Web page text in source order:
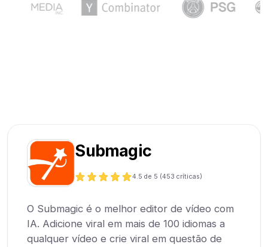
Submagic
4.5 de 5 (453 críticas)
O Submagic é o melhor editor de vídeo com
IA. Adicione viral em mais de 100 idiomas a
qualquer vídeo e crie viral em questão de